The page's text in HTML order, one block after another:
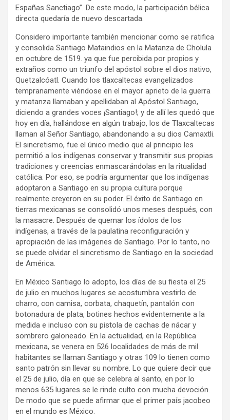
Españas Sanctiago”. De este modo, la participación bélica
directa quedaría de nuevo descartada.
Considero importante también mencionar como se ratifica
y consolida Santiago Mataindios en la Matanza de Cholula
en octubre de 1519. ya que fue percibida por propios y
extraños como un triunfo del apóstol sobre el dios nativo,
Quetzalcóatl. Cuando los tlaxcaltecas evangelizados
tempranamente viéndose en el mayor aprieto de la guerra
y matanza llamaban y apellidaban al Apóstol Santiago,
diciendo a grandes voces ¡Santiago!; y de allí les quedó que
hoy en día, hallándose en algún trabajo, los de Tlaxcaltecas
llaman al Señor Santiago, abandonando a su dios Camaxtli.
El sincretismo, fue el único medio que al principio les
permitió a los indígenas conservar y transmitir sus propias
tradiciones y creencias enmascarándolas en la ritualidad
católica. Por eso, se podría argumentar que los indígenas
adoptaron a Santiago en su propia cultura porque
realmente creyeron en su poder. El éxito de Santiago en
tierras mexicanas se consolidó unos meses después, con
la masacre. Después de quemar los ídolos de los
indígenas, a través de la paulatina reconfiguración y
apropiación de las imágenes de Santiago. Por lo tanto, no
se puede olvidar el sincretismo de Santiago en la sociedad
de América.
En México Santiago lo adopto, los días de su fiesta el 25
de julio en muchos lugares se acostumbra vestirlo de
charro, con camisa, corbata, chaquetín, pantalón con
botonadura de plata, botines hechos evidentemente a la
medida e incluso con su pistola de cachas de nácar y
sombrero galoneado. En la actualidad, en la República
mexicana, se venera en 526 localidades de más de mil
habitantes se llaman Santiago y otras 109 lo tienen como
santo patrón sin llevar su nombre. Lo que quiere decir que
el 25 de julio, día en que se celebra al santo, en por lo
menos 635 lugares se le rinde culto con mucha devoción.
De modo que se puede afirmar que el primer país jacobeo
en el mundo es México.